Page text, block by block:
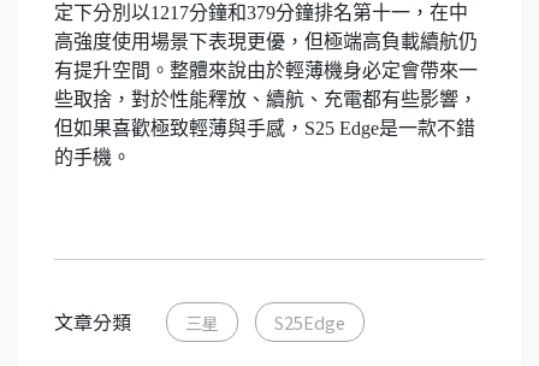
定下分別以1217分鐘和379分鐘排名第十一，在中
高強度使用場景下表現更優，但極端高負載續航仍
有提升空間。整體來說由於輕薄機身必定會帶來一
些取捨，對於性能釋放、續航、充電都有些影響，
但如果喜歡極致輕薄與手感，S25 Edge是一款不錯
的手機。
文章分類 三星 S25Edge